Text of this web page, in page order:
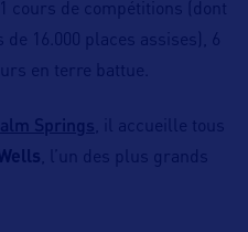
cours de compétitions (dont
16.000 places assises), 6
en terre battue.
Springs , il accueille tous
, l’un des plus grands